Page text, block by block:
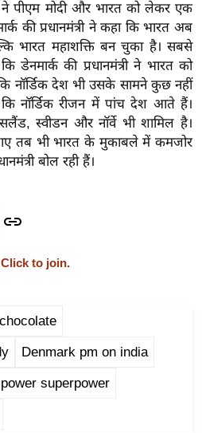
ने पीएम मोदी और भारत को लेकर एक
की प्रधानमंत्री ने कहा कि भारत अब
भारत महाशक्ति बन चुका है। सबसे
डेनमार्क की प्रधानमंत्री ने भारत को
नॉर्डिक देश भी उसके सामने कुछ नहीं
नॉर्डिक रीजन में पांच देश आते हैं।
स्वीडन और नॉर्वे भी शामिल है।
तब भी भारत के मुकाबले में कमजोर
बोल रही हैं।
Click to join.
Denmark pm on india
superpower